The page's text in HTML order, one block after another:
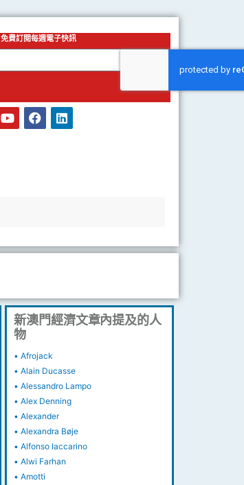
免費訂閱每週電子快訊
新澳門經濟文章內提及的人
物
•Afrojack
•Alain Ducasse
•Alessandro Lampo
•Alex Denning
•Alexander
•Alexandra Bøje
•Alfonso Iaccarino
•Alwi Farhan
•Amotti